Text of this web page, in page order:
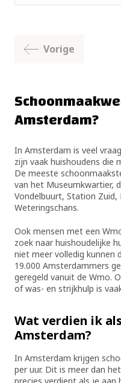
Vorige
Amsterdam?
In Amsterdam is veel
zijn vaak huishoudens die
De meeste
van het Museumkwartier,
Vondelbuurt, Station Zuid,
Weteringschans.
Ook mensen met een
zoek naar huishoudelijke
niet meer volledig kunnen
19.000 Amsterdammers
geregeld vanuit de Wmo.
of was- en strijkhulp is
Wat verdien ik
Amsterdam?
In Amsterdam krijgen
per uur. Dit is meer dan